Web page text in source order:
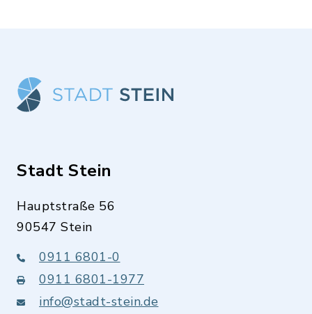
Stadt Stein
Hauptstraße 56
90547 Stein
0911 6801-0
0911 6801-1977
info@stadt-stein.de